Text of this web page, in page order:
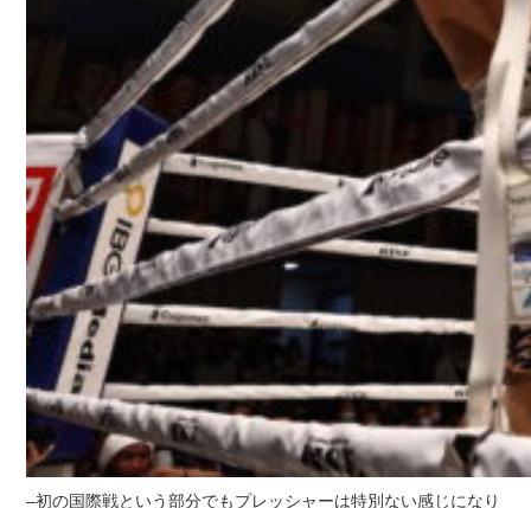
–初の国際戦という部分でもプレッシャーは特別ない感じになり